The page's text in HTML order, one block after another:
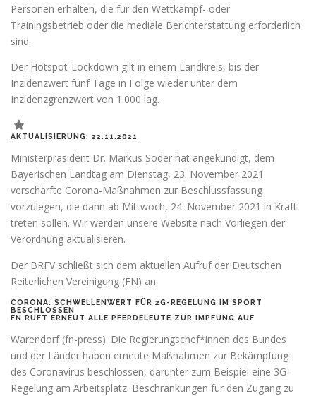
Personen erhalten, die für den Wettkampf- oder
Trainingsbetrieb oder die mediale Berichterstattung erforderlich
sind.
Der Hotspot-Lockdown gilt in einem Landkreis, bis der
Inzidenzwert fünf Tage in Folge wieder unter dem
Inzidenzgrenzwert von 1.000 lag.
AKTUALISIERUNG: 22.11.2021
Ministerpräsident Dr. Markus Söder hat angekündigt, dem
Bayerischen Landtag am Dienstag, 23. November 2021
verschärfte Corona-Maßnahmen zur Beschlussfassung
vorzulegen, die dann ab Mittwoch, 24. November 2021 in Kraft
treten sollen. Wir werden unsere Website nach Vorliegen der
Verordnung aktualisieren.
Der BRFV schließt sich dem aktuellen Aufruf der Deutschen
Reiterlichen Vereinigung (FN) an.
CORONA: SCHWELLENWERT FÜR 2G-REGELUNG IM SPORT
BESCHLOSSEN
FN RUFT ERNEUT ALLE PFERDELEUTE ZUR IMPFUNG AUF
Warendorf (fn-press). Die Regierungschef*innen des Bundes
und der Länder haben erneute Maßnahmen zur Bekämpfung
des Coronavirus beschlossen, darunter zum Beispiel eine 3G-
Regelung am Arbeitsplatz. Beschränkungen für den Zugang zu